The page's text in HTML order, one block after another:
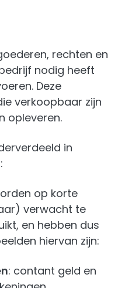
rechten en
nodig heeft
Deze
verkoopbaar zijn
opleveren.
in
op korte
verwacht te
en hebben dus
hiervan zijn:
: contant geld en